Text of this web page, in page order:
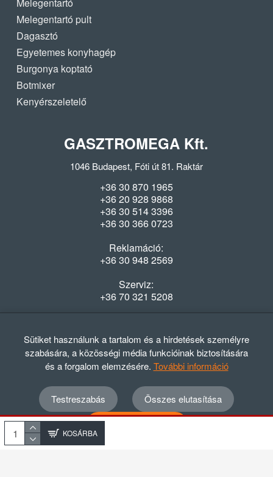
KOSÁRBA
Melegentartó pult
Dagasztó
Egyetemes konyhagép
Burgonya koptató
Botmixer
Kenyérszeletelő
GASZTROMEGA Kft.
1046 Budapest, Fóti út 81. Raktár
+36 30 870 1965
+36 20 928 9868
+36 30 514 3396
+36 30 366 0723
Reklamáció:
+36 30 948 2569
Szerviz:
+36 70 321 5208
Hétfő-Péntek: 08:00-16:30
© 2012 - 2024 GASZTRΩMEGA Kft.
Adatvédelmi szabályzat
ÁSZF
Elállási nyilatkozat
Sütiket használunk a tartalom és a hirdetések személyre
szabására, a közösségi média funkcióinak biztosítására
és a forgalom elemzésére. További információ
Testreszabás
Összes elutasítása
Összes elfogadása